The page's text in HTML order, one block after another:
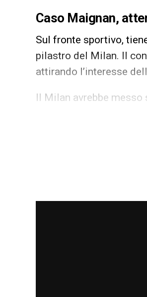
Caso Maignan,
Sul fronte sportivo,
pilastro del Milan. Il
attirando l’interesse
Il Milan avrebbe messo
linea con i top stipendi
più solide. La